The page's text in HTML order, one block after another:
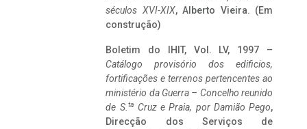
séculos XVI-XIX, Alberto Vieira. (Em
construção)
Boletim do IHIT, Vol. LV, 1997 –
Catálogo provisório dos edificios,
fortificações e terrenos pertencentes ao
ministério da Guerra – Concelho reunido
de S. ta Cruz e Praia, por Damião Pego,
Direcção dos Serviços de